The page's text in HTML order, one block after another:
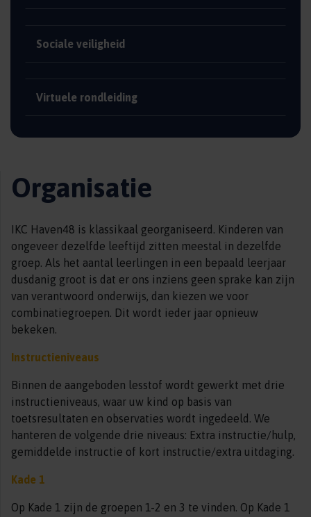
Sociale veiligheid
Virtuele rondleiding
Organisatie
IKC Haven48 is klassikaal georganiseerd. Kinderen van
ongeveer dezelfde leeftijd zitten meestal in dezelfde
groep. Als het aantal leerlingen in een bepaald leerjaar
dusdanig groot is dat er ons inziens geen sprake kan zijn
van verantwoord onderwijs, dan kiezen we voor
combinatiegroepen. Dit wordt ieder jaar opnieuw
bekeken.
Instructieniveaus
Binnen de aangeboden lesstof wordt gewerkt met drie
instructieniveaus, waar uw kind op basis van
toetsresultaten en observaties wordt ingedeeld. We
hanteren de volgende drie niveaus: Extra instructie/hulp,
gemiddelde instructie of kort instructie/extra uitdaging.
Kade 1
Op Kade 1 zijn de groepen 1-2 en 3 te vinden. Op Kade 1